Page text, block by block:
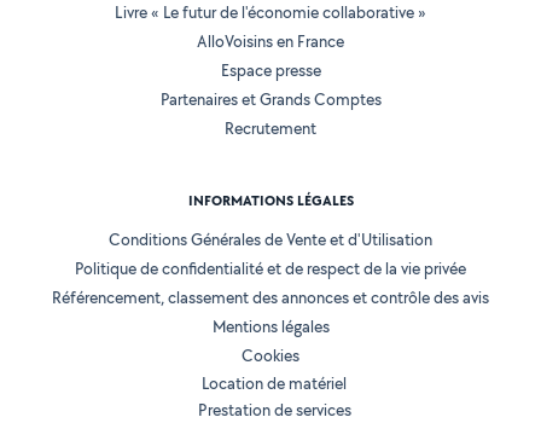
Livre « Le futur de l'économie collaborative »
AlloVoisins en France
Espace presse
Partenaires et Grands Comptes
Recrutement
INFORMATIONS LÉGALES
Conditions Générales de Vente et d'Utilisation
Politique de confidentialité et de respect de la vie privée
Référencement, classement des annonces et contrôle des avis
Mentions légales
Cookies
Location de matériel
Prestation de services